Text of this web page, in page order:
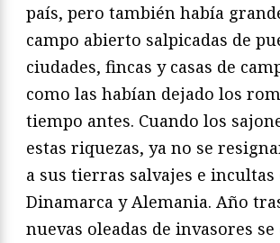
país, pero también había
campo abierto salpicadas de
ciudades, fincas y casas de
como las habían dejado los
tiempo antes. Cuando los
estas riquezas, ya no se
a sus tierras salvajes e incultas
Dinamarca y Alemania. Año
nuevas oleadas de invasores